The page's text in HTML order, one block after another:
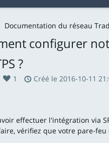
Documentation du réseau
configurer
?
1 Créé le 2016-10-11
effectuer l'intégration via
vérifiez que votre pare-